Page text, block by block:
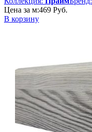
Цена за м:469 Руб.
В корзину